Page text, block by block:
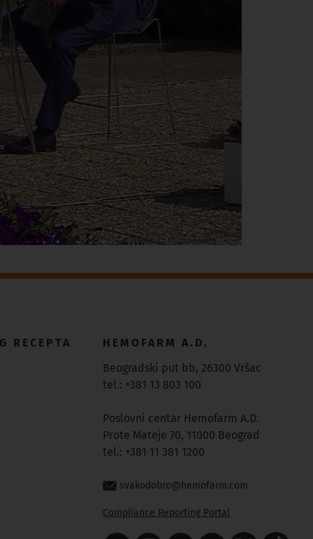
RECEPTA
HEMOFARM A.D.
Beogradski put bb, 26300 Vršac
tel.: +381 13 803 100
Poslovni centar Hemofarm A.D.
Prote Mateje 70, 11000 Beograd
tel.: +381 11 381 1200
svakodobro@hemofarm.com
Compliance Reporting Portal